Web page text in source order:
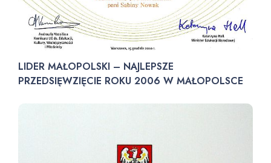
LIDER MAŁOPOLSKI – NAJLEPSZE
PRZEDSIĘWZIĘCIE ROKU 2006 W MAŁOPOLSCE